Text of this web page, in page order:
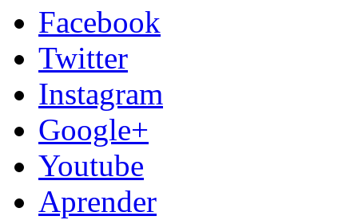
Facebook
Twitter
Instagram
Google+
Youtube
Aprender